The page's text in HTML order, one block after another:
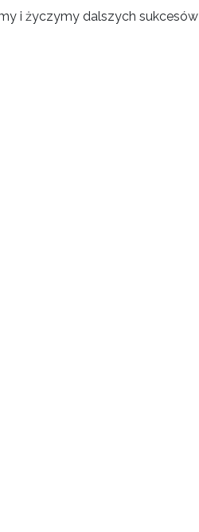
i życzymy dalszych sukcesów